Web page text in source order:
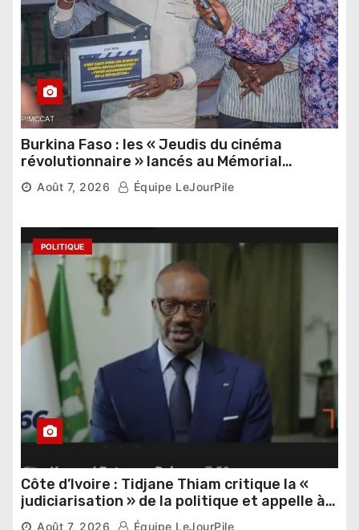
Burkina Faso : les « Jeudis du cinéma
révolutionnaire » lancés au Mémorial
Thomas Sankara
Août 7, 2026 Équipe LeJourPile
POLITIQUE
Côte d’Ivoire : Tidjane Thiam critique la «
judiciarisation » de la politique et appelle à
poursuivre l’apaisement
Août 7, 2026 Équipe LeJourPile